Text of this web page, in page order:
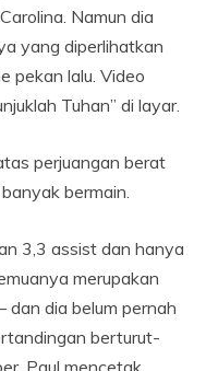
Namun dia
yang diperlihatkan
pekan lalu. Video
Tuhan” di layar.
perjuangan berat
bermain.
3,3 assist dan hanya
merupakan
dia belum pernah
berturut-